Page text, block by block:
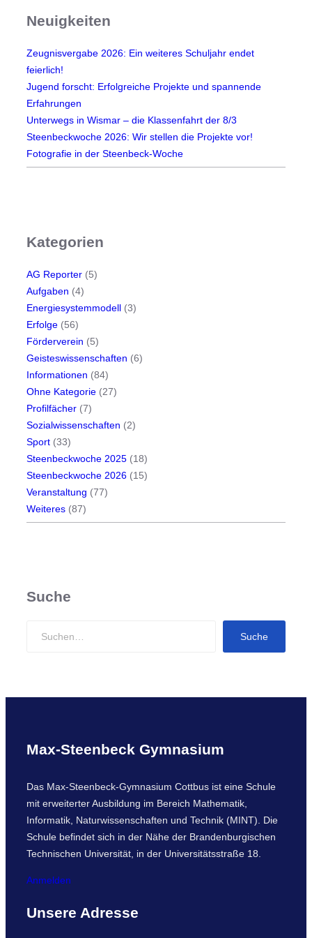
e
i
d
e
r
P
r
t
o
c
h
Neuigkeiten
Zeugnisvergabe 2026: Ein weiteres Schuljahr endet
feierlich!
Jugend forscht: Erfolgreiche Projekte und spannende
Erfahrungen
Unterwegs in Wismar – die Klassenfahrt der 8/3
Steenbeckwoche 2026: Wir stellen die Projekte vor!
Fotografie in der Steenbeck-Woche
Kategorien
AG Reporter (5)
Aufgaben (4)
Energiesystemmodell (3)
Erfolge (56)
Förderverein (5)
Geisteswissenschaften (6)
Informationen (84)
Ohne Kategorie (27)
Profilfächer (7)
Sozialwissenschaften (2)
Sport (33)
Steenbeckwoche 2025 (18)
Steenbeckwoche 2026 (15)
Veranstaltung (77)
Weiteres (87)
Suche
c
Suche
Max-Steenbeck Gymnasium
Das Max-Steenbeck-Gymnasium Cottbus ist eine Schule
mit erweiterter Ausbildung im Bereich Mathematik,
Informatik, Naturwissenschaften und Technik (MINT). Die
Schule befindet sich in der Nähe der Brandenburgischen
Technischen Universität, in der Universitätsstraße 18.
Anmelden
Unsere Adresse